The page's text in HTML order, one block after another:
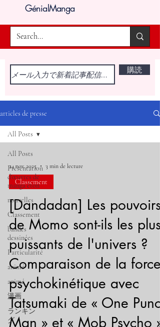
GénialManga
購読
articles de presse
All Posts
Présentation
d'œuvres de
manga éton
nouvelles
Classement
bandes
dessinées
Particularité
animé
animé
漫画
ランキン
グ
All Posts
24 nov. 2025 3 min de lecture
Classement
[Dandadan] Les pouvoirs
de Momo sont-ils les plus
puissants de l'univers ?
Comparaison de la force
psychokinétique avec
Tatsumaki de « One Punch
Man » et « Mob Psycho »